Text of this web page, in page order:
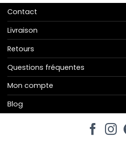
Contact
Livraison
Retours
Questions fréquentes
Mon compte
Blog